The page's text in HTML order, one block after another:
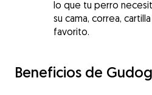
lo que tu perro
su cama, correa,
favorito.
Beneficios de Gudog